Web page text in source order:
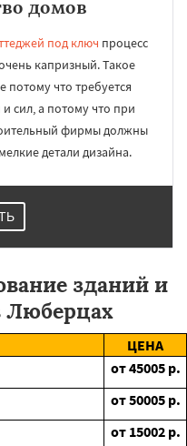
домов
под ключ процесс
капризный. Такое
потому что требуется
сил, а потому что при
фирмы должны
детали дизайна.
зданий и
Люберцах
ЦЕНА
от45005 р.
от50005 р.
от 15002 р.